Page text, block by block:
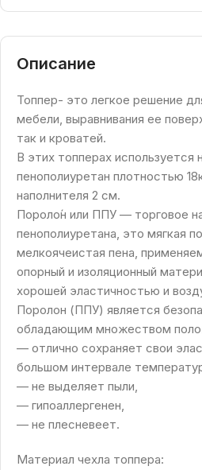
Описание
Топпер- это легкое решение
мебели, выравнивания ее
так и кроватей.
В этих топперах используется
пенополиуретан плотностью
наполнителя 2 см.
Пороло́н или ППУ — торговое
пенополиуретана, это мягкая
мелкоячеистая пена,
опорный и изоляционный
хорошей эластичностью и
Поролон (ППУ) является
обладающим множеством
— отлично сохраняет свои
большом интервале
— не выделяет пыли,
— гипоаллергенен,
— не плесневеет.
Материал чехла топпера: